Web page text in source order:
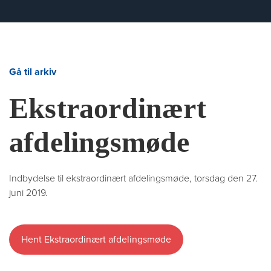
Gå til arkiv
Ekstraordinært
afdelingsmøde
Indbydelse til ekstraordinært afdelingsmøde, torsdag den 27.
juni 2019.
Hent Ekstraordinært afdelingsmøde